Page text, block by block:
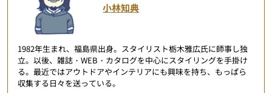
小林知典
1982年生まれ、福島県出身。スタイリスト栃木雅広氏に師事し独
立。以後、雑誌・WEB・カタログを中心にスタイリングを手掛け
る。最近ではアウトドアやインテリアにも興味を持ち、もっぱら
収集する日々を送っている。